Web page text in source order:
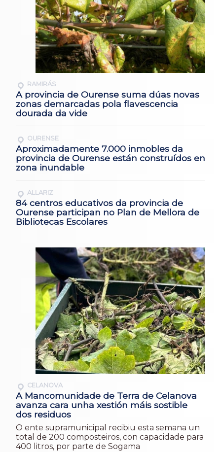
RAMIRÁS
A provincia de Ourense suma dúas novas
zonas demarcadas pola flavescencia
dourada da vide
OURENSE
Aproximadamente 7.000 inmobles da
provincia de Ourense están construídos en
zona inundable
ALLARIZ
84 centros educativos da provincia de
Ourense participan no Plan de Mellora de
Bibliotecas Escolares
CELANOVA
A Mancomunidade de Terra de Celanova
avanza cara unha xestión máis sostible
dos residuos
O ente supramunicipal recibiu esta semana un
total de 200 composteiros, con capacidade para
400 litros, por parte de Sogama